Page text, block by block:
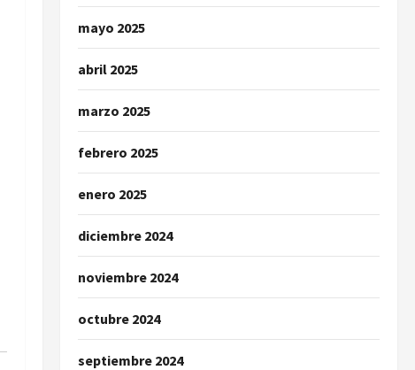
mayo 2025
abril 2025
marzo 2025
febrero 2025
enero 2025
diciembre 2024
noviembre 2024
octubre 2024
septiembre 2024